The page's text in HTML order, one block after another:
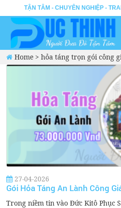
TẬN TÂM - CHUYÊN NGHIỆP -
Home >hỏa táng trọn gói công
27-04-2026
Gói Hỏa Táng An Lành Công
Trong niềm tin vào Đức Kitô Phục